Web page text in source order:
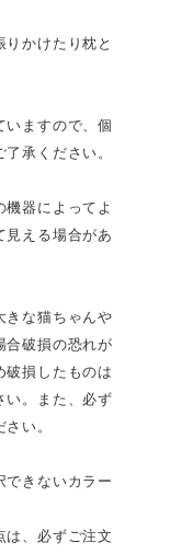
かけたり枕と
ますので、個
承ください。
器によってよ
見える場合があ
な猫ちゃんや
合破損の恐れが
破損したものは
い。また、必ず
い。
きないカラー
は、必ずご注文